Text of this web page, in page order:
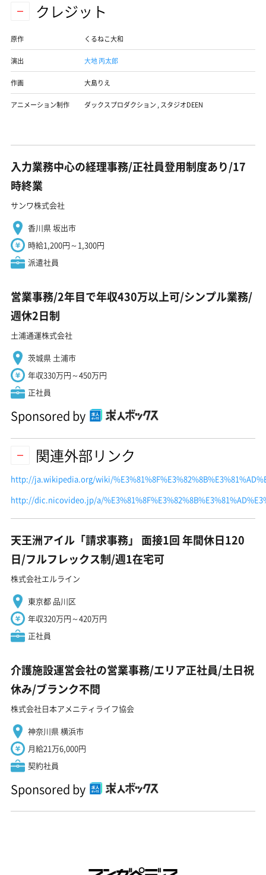
クレジット
原作 くるねこ大和
演出 大地 丙太郎
作画 大島りえ
アニメーション制作 ダックスプロダクション ,スタジオDEEN
入力業務中心の経理事務/正社員登用制度あり/17
時終業
サンワ株式会社
香川県 坂出市
時給1,200円～1,300円
派遣社員
営業事務/2年目で年収430万以上可/シンプル業務/
週休2日制
土浦通運株式会社
茨城県 土浦市
年収330万円～450万円
正社員
Sponsored by
関連外部リンク
http://ja.wikipedia.org/wiki/
http://dic.nicovideo.jp/a/
天王洲アイル「請求事務」 面接1回 年間休日120
日/フルフレックス制/週1在宅可
株式会社エルライン
東京都 品川区
年収320万円～420万円
正社員
介護施設運営会社の営業事務/エリア正社員/土日祝
休み/ブランク不問
株式会社日本アメニティライフ協会
神奈川県 横浜市
月給21万6,000円
契約社員
Sponsored by